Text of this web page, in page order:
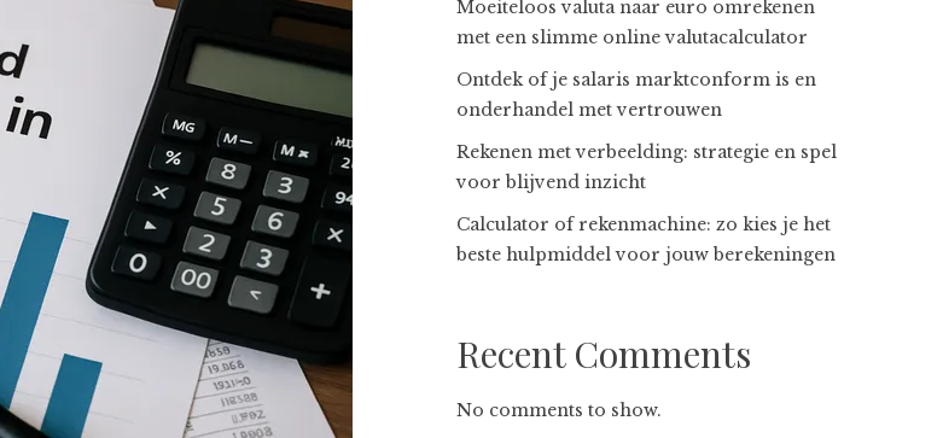
Moeiteloos valuta naar euro omrekenen
met een slimme online valutacalculator
Ontdek of je salaris marktconform is en
onderhandel met vertrouwen
Rekenen met verbeelding: strategie en spel
voor blijvend inzicht
Calculator of rekenmachine: zo kies je het
beste hulpmiddel voor jouw berekeningen
Recent Comments
No comments to show.